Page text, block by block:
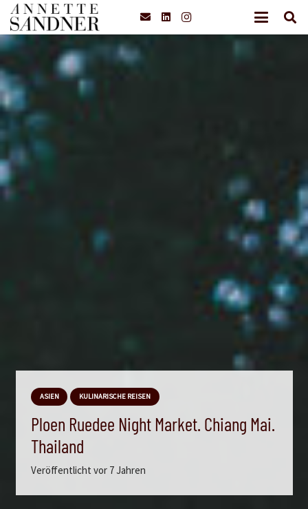
ASIEN KULINARISCHE REISEN
Ploen Ruedee Night Market. Chiang Mai.
Thailand
Veröffentlicht vor 7 Jahren